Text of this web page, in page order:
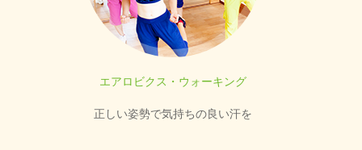
エアロビクス・ウォーキング
正しい姿勢で気持ちの良い汗を